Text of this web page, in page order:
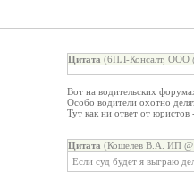
Цитата (6ПЛ-Консалт, ООО
Вот на водительских
Особо водители охотно
Тут как ни ответ от
Цитата (Кошелев В.А. ИП
Если суд будет я выграю